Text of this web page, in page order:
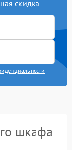
скидка
шкафа